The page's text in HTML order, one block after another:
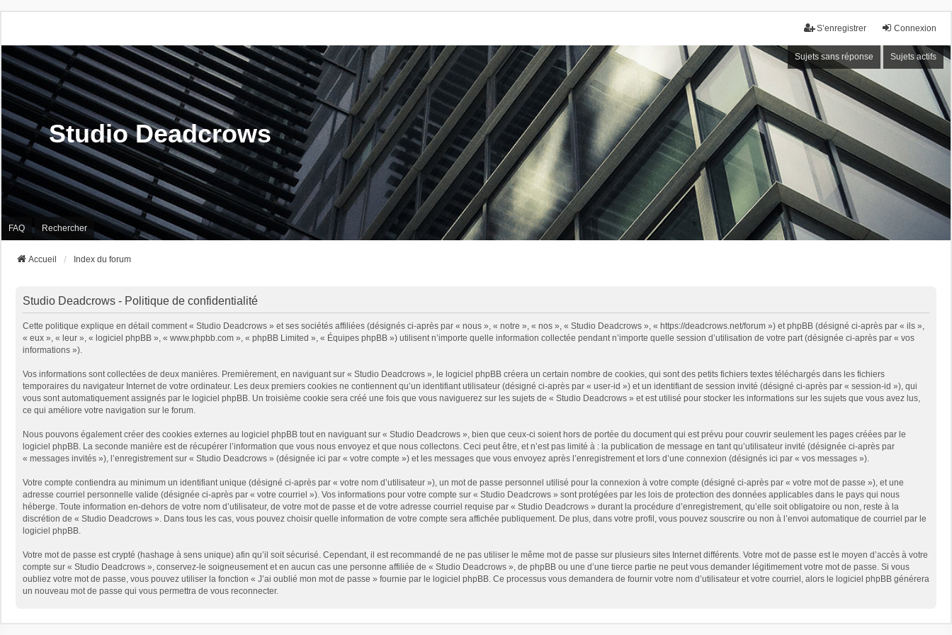
Connexion
S’enregistrer
Sujets sans réponse Sujets actifs
Studio Deadcrows
FAQ Rechercher
Accueil Index du forum
Studio Deadcrows - Politique de confidentialité
Cette politique explique en détail comment « Studio Deadcrows » et ses sociétés affiliées (désignés ci-après par « nous », « notre », « nos », « Studio Deadcrows », « https://deadcrows.net/forum ») et phpBB (désigné ci-après par « ils »,
« eux », « leur », « logiciel phpBB », « www.phpbb.com », « phpBB Limited », « Équipes phpBB ») utilisent n’importe quelle information collectée pendant n’importe quelle session d’utilisation de votre part (désignée ci-après par « vos
informations »).
Vos informations sont collectées de deux manières. Premièrement, en naviguant sur « Studio Deadcrows », le logiciel phpBB créera un certain nombre de cookies, qui sont des petits fichiers textes téléchargés dans les fichiers
temporaires du navigateur Internet de votre ordinateur. Les deux premiers cookies ne contiennent qu’un identifiant utilisateur (désigné ci-après par « user-id ») et un identifiant de session invité (désigné ci-après par « session-id »), qui
vous sont automatiquement assignés par le logiciel phpBB. Un troisième cookie sera créé une fois que vous naviguerez sur les sujets de « Studio Deadcrows » et est utilisé pour stocker les informations sur les sujets que vous avez lus,
ce qui améliore votre navigation sur le forum.
Nous pouvons également créer des cookies externes au logiciel phpBB tout en naviguant sur « Studio Deadcrows », bien que ceux-ci soient hors de portée du document qui est prévu pour couvrir seulement les pages créées par le
logiciel phpBB. La seconde manière est de récupérer l’information que vous nous envoyez et que nous collectons. Ceci peut être, et n’est pas limité à : la publication de message en tant qu’utilisateur invité (désignée ci-après par
« messages invités »), l’enregistrement sur « Studio Deadcrows » (désignée ici par « votre compte ») et les messages que vous envoyez après l’enregistrement et lors d’une connexion (désignés ici par « vos messages »).
Votre compte contiendra au minimum un identifiant unique (désigné ci-après par « votre nom d’utilisateur »), un mot de passe personnel utilisé pour la connexion à votre compte (désigné ci-après par « votre mot de passe »), et une
adresse courriel personnelle valide (désignée ci-après par « votre courriel »). Vos informations pour votre compte sur « Studio Deadcrows » sont protégées par les lois de protection des données applicables dans le pays qui nous
héberge. Toute information en-dehors de votre nom d’utilisateur, de votre mot de passe et de votre adresse courriel requise par « Studio Deadcrows » durant la procédure d’enregistrement, qu’elle soit obligatoire ou non, reste à la
discrétion de « Studio Deadcrows ». Dans tous les cas, vous pouvez choisir quelle information de votre compte sera affichée publiquement. De plus, dans votre profil, vous pouvez souscrire ou non à l’envoi automatique de courriel par le
logiciel phpBB.
Votre mot de passe est crypté (hashage à sens unique) afin qu’il soit sécurisé. Cependant, il est recommandé de ne pas utiliser le même mot de passe sur plusieurs sites Internet différents. Votre mot de passe est le moyen d’accès à votre
compte sur « Studio Deadcrows », conservez-le soigneusement et en aucun cas une personne affiliée de « Studio Deadcrows », de phpBB ou une d’une tierce partie ne peut vous demander légitimement votre mot de passe. Si vous
oubliez votre mot de passe, vous pouvez utiliser la fonction « J’ai oublié mon mot de passe » fournie par le logiciel phpBB. Ce processus vous demandera de fournir votre nom d’utilisateur et votre courriel, alors le logiciel phpBB générera
un nouveau mot de passe qui vous permettra de vous reconnecter.